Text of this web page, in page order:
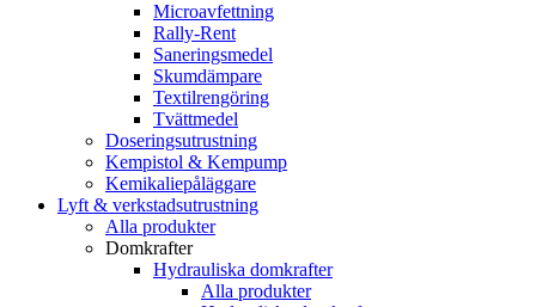
Microavfettning
Rally-Rent
Saneringsmedel
Skumdämpare
Textilrengöring
Tvättmedel
Doseringsutrustning
Kempistol & Kempump
Kemikaliepåläggare
Lyft & verkstadsutrustning
Alla produkter
Domkrafter
Hydrauliska domkrafter
Alla produkter